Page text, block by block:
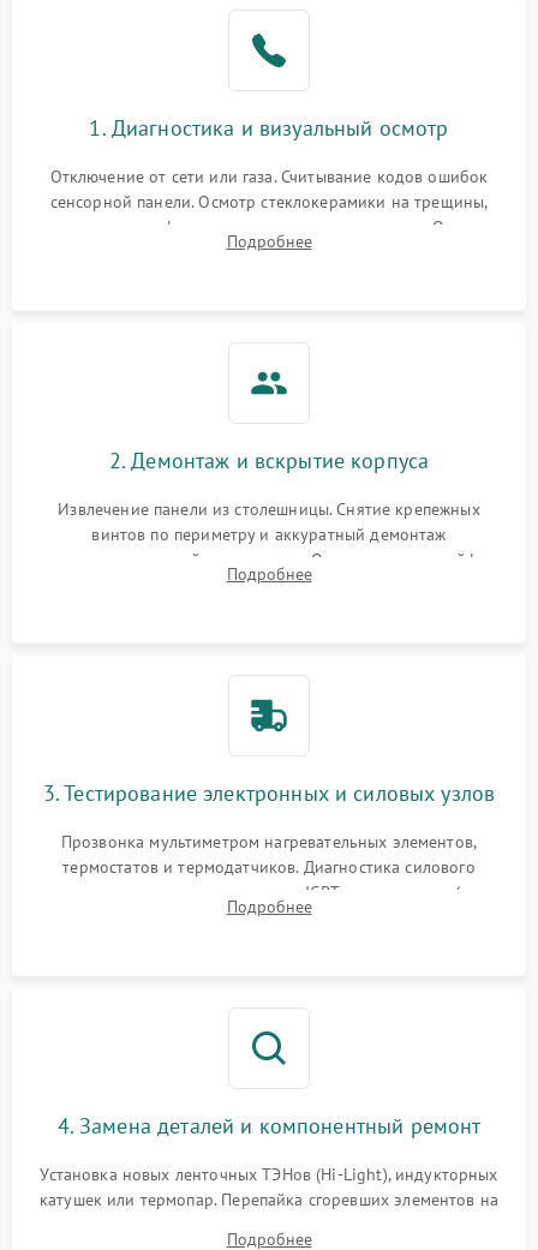
1. Диагностика и визуальный осмотр
Отключение от сети или газа. Считывание кодов ошибок
сенсорной панели. Осмотр стеклокерамики на трещины,
проверка конфорок на равномерность нагрева. Опрос
клиента о симптомах (не включается, не видит посуду,
Подробнее
2. Демонтаж и вскрытие корпуса
Извлечение панели из столешницы. Снятие крепежных
винтов по периметру и аккуратный демонтаж
стеклокерамической поверхности. Отсоединение шлейфов
сенсорного блока для доступа к силовым платам, катушкам
Подробнее
3. Тестирование электронных и силовых узлов
Прозвонка мультиметром нагревательных элементов,
термостатов и термодатчиков. Диагностика силового
модуля, реле, диодных мостов и IGBT-транзисторов (для
индукции). Проверка кранов и газ-контроля (для газовых
Подробнее
4. Замена деталей и компонентный ремонт
Установка новых ленточных ТЭНов (Hi-Light), индукторных
катушек или термопар. Перепайка сгоревших элементов на
Подробнее